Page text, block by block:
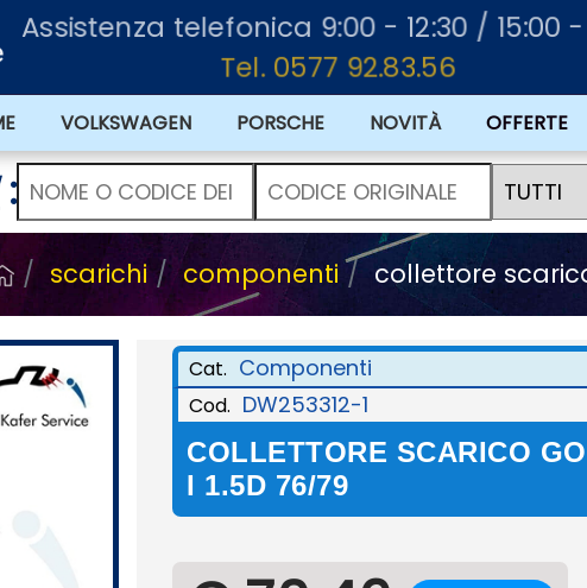
Assistenza telefonica 9:00 - 12:30 / 15:00 -
Tel. 0577 92.83.56
VOLKSWAGEN PORSCHE NOVITÀ
:
scarichi componenti collettore
Cat. Componenti
Cod. DW253312-1
COLLETTORE SCARICO
I 1.5D 76/79